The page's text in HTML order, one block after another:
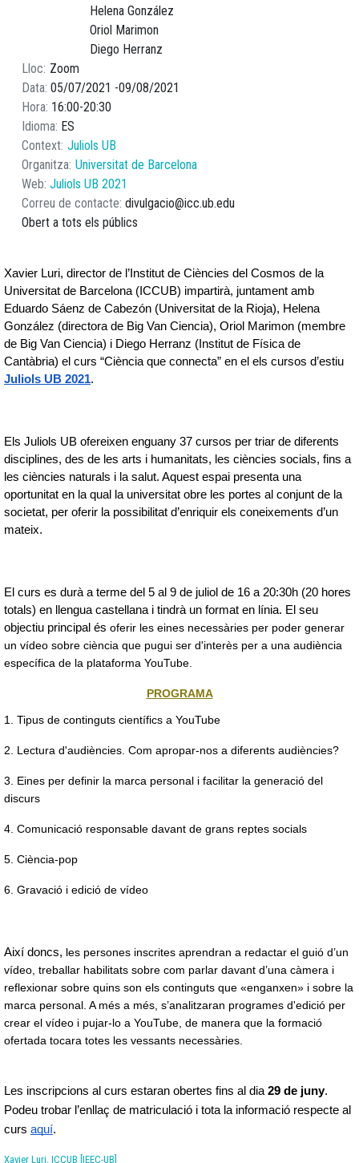
Helena González
Oriol Marimon
Diego Herranz
Lloc Zoom
Data 05/07/2021 09/08/2021
Hora 16:00 20:30
Idioma ES
Context Juliols UB
Organitza Universitat de Barcelona
Web Juliols UB 2021
Correu de contacte divulgacio@icc.ub.edu
Obert a tots els públics
Xavier Luri, director de l’Institut de Ciències del Cosmos de la
Universitat de Barcelona (ICCUB) impartirà, juntament amb
Eduardo Sáenz de Cabezón (Universitat de la Rioja), Helena
González (directora de Big Van Ciencia), Oriol Marimon (membre
de Big Van Ciencia) i Diego Herranz (Institut de Física de
Juliols UB 2021.
Els Juliols UB ofereixen enguany 37 cursos per triar de diferents
disciplines, des de les arts i humanitats, les ciències socials, fins a
les ciències naturals i la salut. Aquest espai presenta una
oportunitat en la qual la universitat obre les portes al conjunt de la
societat, per oferir la possibilitat d’enriquir els coneixements d’un
mateix.
El curs es durà a terme del 5 al 9 de juliol de 16 a 20:30h (20 hores
totals) en llengua castellana i tindrà un format en línia. El seu
objectiu principal és oferir les eines necessàries per poder generar
un vídeo sobre ciència que pugui ser d'interès per a una audiència
específica de la plataforma YouTube.
PROGRAMA
1. Tipus de continguts científics a YouTube
2. Lectura d'audiències. Com apropar-nos a diferents audiències?
3. Eines per definir la marca personal i facilitar la generació del
discurs
4. Comunicació responsable davant de grans reptes socials
5. Ciència-pop
6. Gravació i edició de vídeo
Així doncs, les persones inscrites aprendran a redactar el guió d’un
vídeo, treballar habilitats sobre com parlar davant d’una càmera i
reflexionar sobre quins son els continguts que «enganxen» i sobre la
marca personal. A més a més, s’analitzaran programes d'edició per
crear el vídeo i pujar-lo a YouTube, de manera que la formació
ofertada tocara totes les vessants necessàries.
Les inscripcions al curs estaran obertes fins al dia 29 de juny.
Podeu trobar l’enllaç de matriculació i tota la informació respecte al
curs aquí.
Xavier Luri, ICCUB [IEEC-UB]